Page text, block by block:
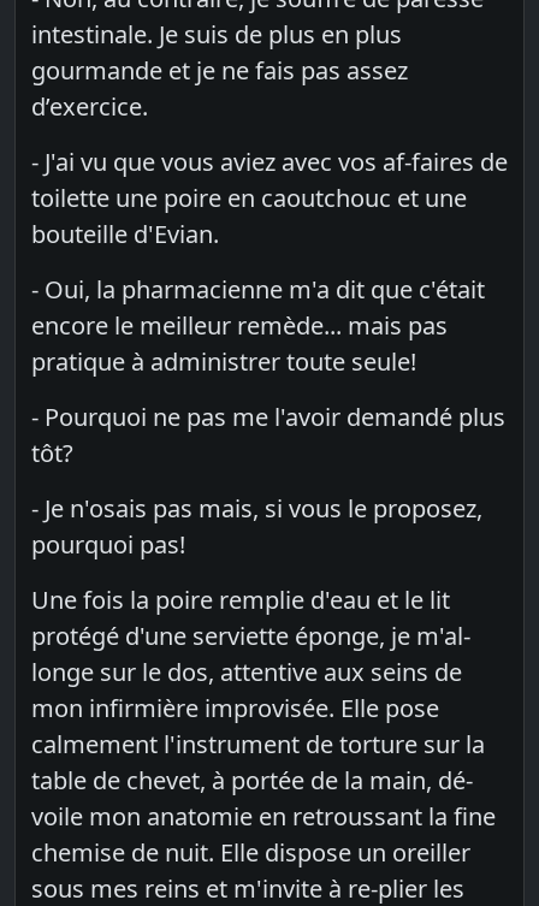
intestinale. Je suis de plus en plus
gourmande et je ne fais pas assez
d’exercice.
- J'ai vu que vous aviez avec vos af-faires de
toilette une poire en caoutchouc et une
bouteille d'Evian.
- Oui, la pharmacienne m'a dit que c'était
encore le meilleur remède... mais pas
pratique à administrer toute seule!
- Pourquoi ne pas me l'avoir demandé plus
tôt?
- Je n'osais pas mais, si vous le proposez,
pourquoi pas!
Une fois la poire remplie d'eau et le lit
protégé d'une serviette éponge, je m'al-
longe sur le dos, attentive aux seins de
mon infirmière improvisée. Elle pose
calmement l'instrument de torture sur la
table de chevet, à portée de la main, dé-
voile mon anatomie en retroussant la fine
chemise de nuit. Elle dispose un oreiller
sous mes reins et m'invite à re-plier les